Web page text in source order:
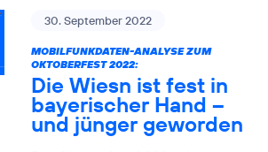
30. September 2022
MOBILFUNKDATEN-ANALYSE ZUM
OKTOBERFEST 2022:
Die Wiesn ist fest in
bayerischer Hand –
und jünger geworden